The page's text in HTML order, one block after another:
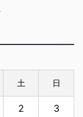
土 日
2 3